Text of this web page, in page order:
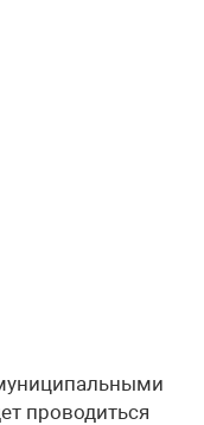
проводиться